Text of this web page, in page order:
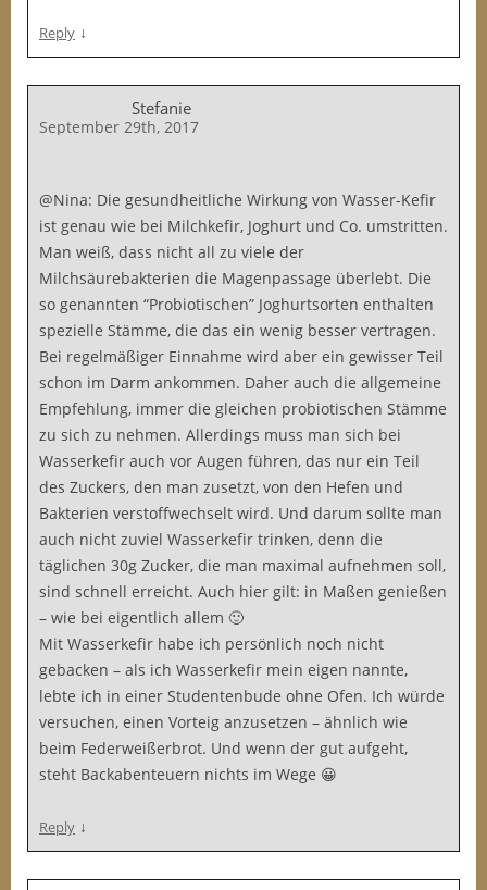
Reply ↓
Stefanie
September 29th, 2017
@Nina: Die gesundheitliche Wirkung von Wasser-Kefir
ist genau wie bei Milchkefir, Joghurt und Co. umstritten.
Man weiß, dass nicht all zu viele der
Milchsäurebakterien die Magenpassage überlebt. Die
so genannten “Probiotischen” Joghurtsorten enthalten
spezielle Stämme, die das ein wenig besser vertragen.
Bei regelmäßiger Einnahme wird aber ein gewisser Teil
schon im Darm ankommen. Daher auch die allgemeine
Empfehlung, immer die gleichen probiotischen Stämme
zu sich zu nehmen. Allerdings muss man sich bei
Wasserkefir auch vor Augen führen, das nur ein Teil
des Zuckers, den man zusetzt, von den Hefen und
Bakterien verstoffwechselt wird. Und darum sollte man
auch nicht zuviel Wasserkefir trinken, denn die
täglichen 30g Zucker, die man maximal aufnehmen soll,
sind schnell erreicht. Auch hier gilt: in Maßen genießen
– wie bei eigentlich allem 🙂
Mit Wasserkefir habe ich persönlich noch nicht
gebacken – als ich Wasserkefir mein eigen nannte,
lebte ich in einer Studentenbude ohne Ofen. Ich würde
versuchen, einen Vorteig anzusetzen – ähnlich wie
beim Federweißerbrot. Und wenn der gut aufgeht,
steht Backabenteuern nichts im Wege 😀
Reply ↓